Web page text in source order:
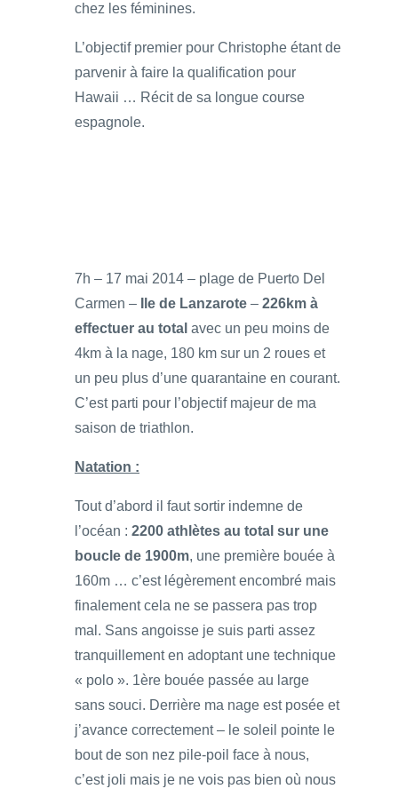
chez les féminines.
L’objectif premier pour Christophe étant de
parvenir à faire la qualification pour
Hawaii … Récit de sa longue course
espagnole.
7h – 17 mai 2014 – plage de Puerto Del
Carmen –
Ile de Lanzarote – 226km à
effectuer au total avec un peu moins de
4km à la nage, 180 km sur un 2 roues et
un peu plus d’une quarantaine en courant.
C’est parti pour l’objectif majeur de ma
saison de triathlon.
Natation :
Tout d’abord il faut sortir indemne de
l’océan : 2200 athlètes au total sur une
boucle de 1900m, une première bouée à
160m … c’est légèrement encombré mais
finalement cela ne se passera pas trop
mal. Sans angoisse je suis parti assez
tranquillement en adoptant une technique
« polo ». 1ère bouée passée au large
sans souci. Derrière ma nage est posée et
j’avance correctement – le soleil pointe le
bout de son nez pile-poil face à nous,
c’est joli mais je ne vois pas bien où nous